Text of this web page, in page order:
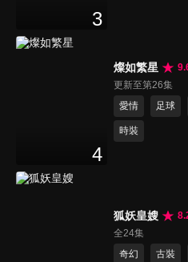
3
4
燦如繁星
更新至第26集
愛情
足球
時裝
狐妖皇嫂
全24集
奇幻
古裝